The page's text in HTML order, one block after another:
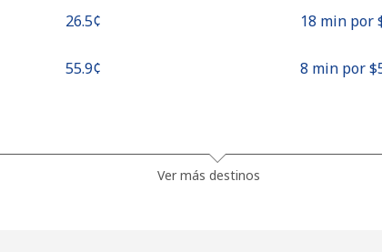
⁦26.5¢⁩ 18 min por
⁦55.9¢⁩ 8 min por
Ver más destinos